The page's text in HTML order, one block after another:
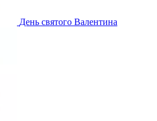
День святого Валентина